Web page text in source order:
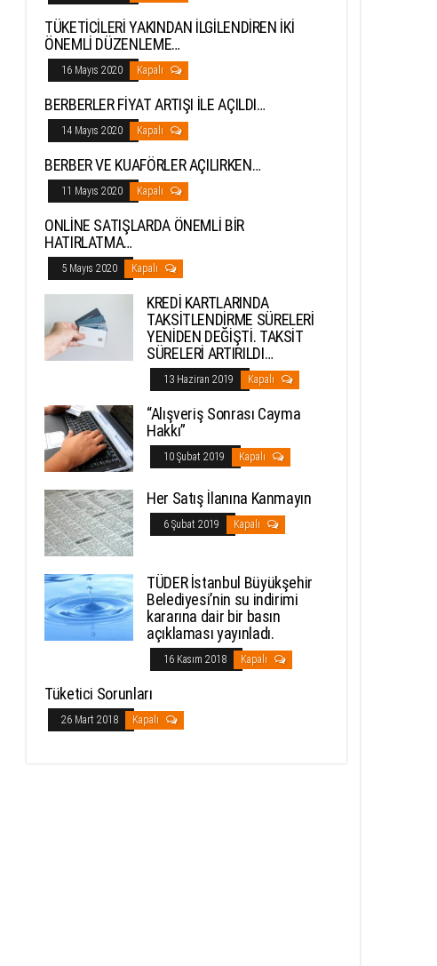
TÜKETİCİLERİ YAKINDAN İLGİLENDİREN İKİ
ÖNEMLİ DÜZENLEME…
16 Mayıs 2020 Kapalı
BERBERLER FİYAT ARTIŞI İLE AÇILDI…
14 Mayıs 2020 Kapalı
BERBER VE KUAFÖRLER AÇILIRKEN…
11 Mayıs 2020 Kapalı
ONLİNE SATIŞLARDA ÖNEMLİ BİR
HATIRLATMA…
5 Mayıs 2020 Kapalı
KREDİ KARTLARINDA
TAKSİTLENDİRME SÜRELERİ
YENİDEN DEĞİŞTİ. TAKSİT
SÜRELERİ ARTIRILDI…
13 Haziran 2019 Kapalı
“Alışveriş Sonrası Cayma
Hakkı”
10 Şubat 2019 Kapalı
Her Satış İlanına Kanmayın
6 Şubat 2019 Kapalı
TÜDER İstanbul Büyükşehir
Belediyesi’nin su indirimi
kararına dair bir basın
açıklaması yayınladı.
16 Kasım 2018 Kapalı
Tüketici Sorunları
26 Mart 2018 Kapalı